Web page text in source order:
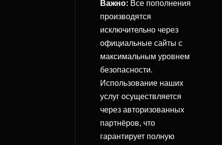
Важно: Все пополнения
производятся
исключительно через
официальные сайты с
максимальным уровнем
безопасности.
Использование наших
услуг осуществляется
через авторизованных
партнёров, что
гарантирует полную